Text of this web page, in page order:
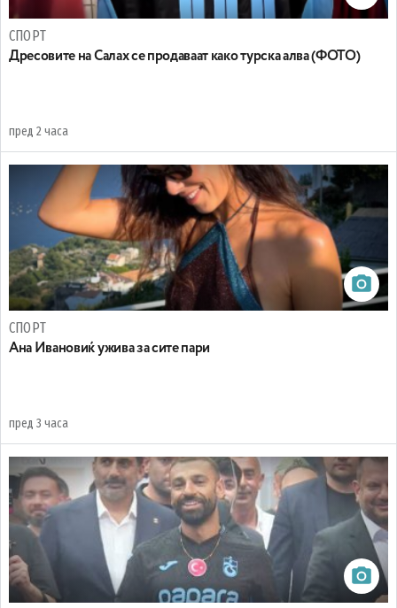
СПОРТ
Дресовите на Салах се продаваат како турска алва (ФОТО)
пред 2 часа
СПОРТ
Ана Ивановиќ ужива за сите пари
пред 3 часа